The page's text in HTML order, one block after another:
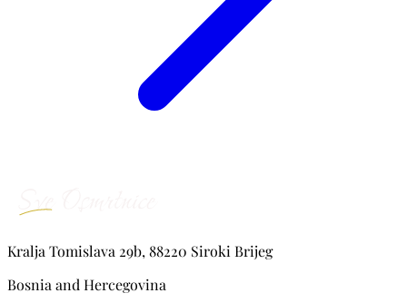
Kralja Tomislava 29b, 88220 Siroki Brijeg
Bosnia and Hercegovina